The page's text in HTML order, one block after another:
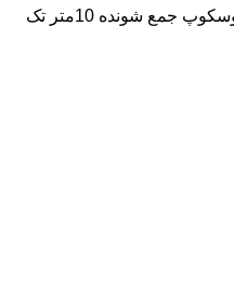
دوربین اندوسکوپ جمع‌ شونده 10متر تک